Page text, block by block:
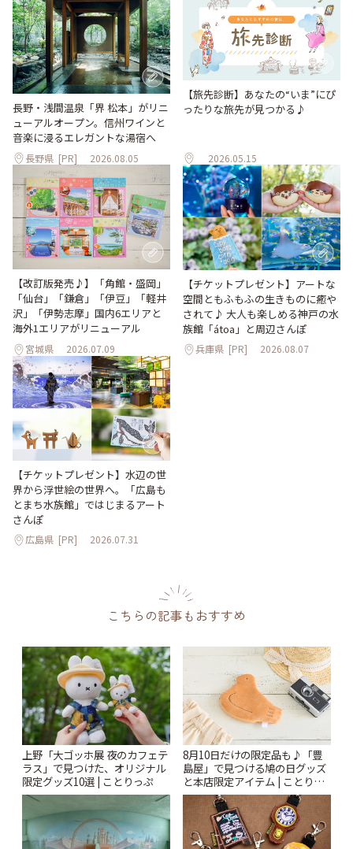
長野・浅間温泉「界 松本」がリニ
ューアルオープン。信州ワインと
音楽に浸るエレガントな湯宿へ
長野県 [PR] 2026.08.05
【旅先診断】あなたの“いま”にぴ
ったりな旅先が見つかる♪
2026.05.15
【改訂版発売♪】「角館・盛岡」
「仙台」「鎌倉」「伊豆」「軽井
沢」「伊勢志摩」国内6エリアと
海外1エリアがリニューアル
宮城県 2026.07.09
【チケットプレゼント】アートな
空間ともふもふの生きものに癒や
されて♪ 大人も楽しめる神戸の水
族館「átoa」と周辺さんぽ
兵庫県 [PR] 2026.08.07
【チケットプレゼント】水辺の世
界から浮世絵の世界へ。「広島も
とまち水族館」ではじまるアート
さんぽ
広島県 [PR] 2026.07.31
こちらの記事もおすすめ
上野「大ゴッホ展 夜のカフェテ
ラス」で見つけた、オリジナル
限定グッズ10選 | ことりっぷ
8月10日だけの限定品も♪「豊
島屋」で見つける鳩の日グッズ
と本店限定アイテム | ことりっ
ぷ